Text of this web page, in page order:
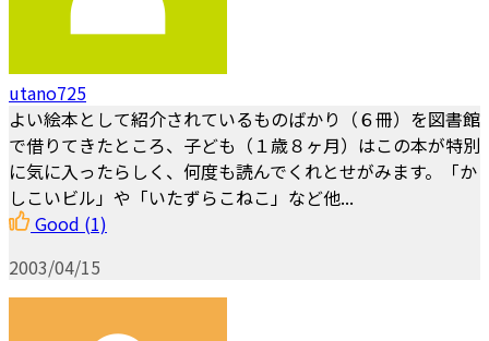
utano725
よい絵本として紹介されているものばかり（６冊）を図書館
で借りてきたところ、子ども（１歳８ヶ月）はこの本が特別
に気に入ったらしく、何度も読んでくれとせがみます。「か
しこいビル」や「いたずらこねこ」など他...
Good (1)
2003/04/15